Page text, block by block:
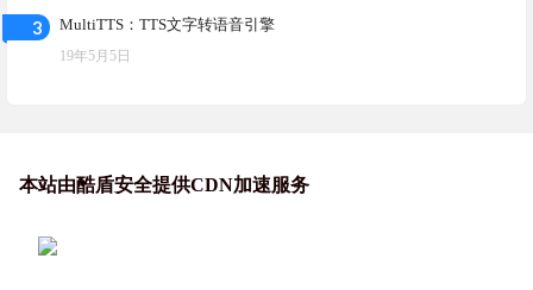
3 MultiTTS：TTS文字转语音引擎
19年5月5日
本站由酷盾安全提供CDN加速服务